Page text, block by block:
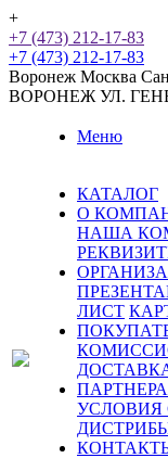
+
+7 (473) 212-17-83
+7 (473) 212-17-83
Воронеж Москва
ВОРОНЕЖ УЛ.
Меню
КАТАЛОГ
О
НАША
ЛИСТ
УСЛОВИЯ